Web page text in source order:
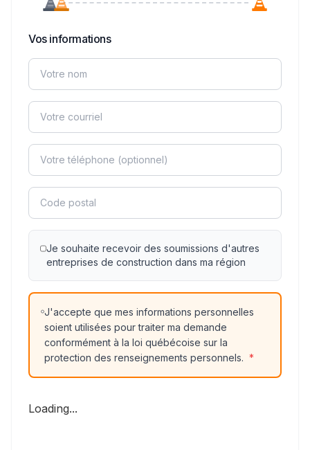
Vos informations
Je souhaite recevoir des soumissions d'autres
entreprises de construction dans ma région
J'accepte que mes informations personnelles
soient utilisées pour traiter ma demande
conformément à la loi québécoise sur la
protection des renseignements personnels. *
Loading...